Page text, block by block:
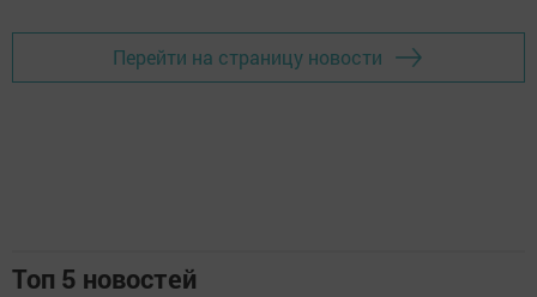
Перейти на страницу новости
Топ 5 новостей